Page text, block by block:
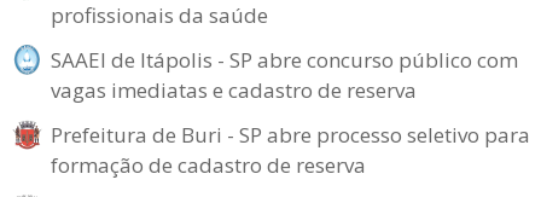
profissionais da saúde
SAAEI de Itápolis - SP abre concurso público com
vagas imediatas e cadastro de reserva
Prefeitura de Buri - SP abre processo seletivo para
formação de cadastro de reserva